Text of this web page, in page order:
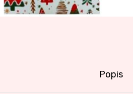
Popis